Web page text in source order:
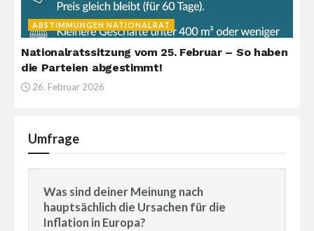
ABSTIMMUNGEN NATIONALRAT
Nationalratssitzung vom 25. Februar – So haben
die Parteien abgestimmt!
26. Februar 2026
Umfrage
Was sind deiner Meinung nach
hauptsächlich die Ursachen für die
Inflation in Europa?